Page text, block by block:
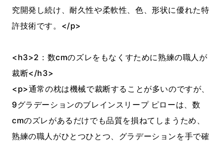
究開発し続け、耐久性や柔軟性、色、形状に優れた特
許技術です。</p>
<h3>2：数cmのズレをもなくすために熟練の職人が
裁断</h3>
<p>通常の枕は機械で裁断することが多いのですが、
9グラデーションのブレインスリープ ピローは、数
cmのズレがあるだけでも品質を損ねてしまうため、
熟練の職人がひとつひとつ、グラデーションを手で確